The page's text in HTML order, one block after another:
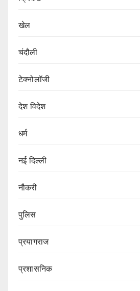
खेल
चंदौली
टेक्नोलॉजी
देश विदेश
धर्म
नई दिल्ली
नौकरी
पुलिस
प्रयागराज
प्रशासनिक